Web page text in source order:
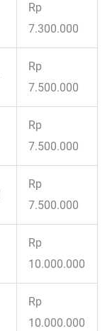
Rp
7.300.000
Rp
7.500.000
Rp
7.500.000
Rp
7.500.000
Rp
10.000.000
Rp
10.000.000